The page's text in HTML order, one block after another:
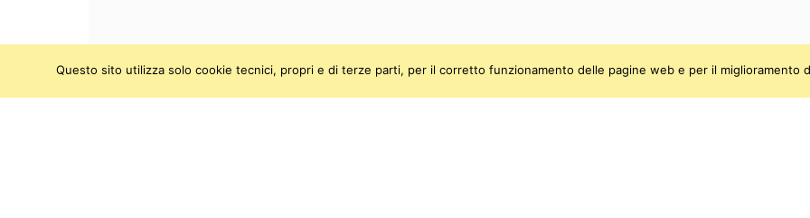
Questo sito utilizza solo cookie tecnici, propri e di terze parti, per il corretto funzionamento delle pagine web e per il miglioramento